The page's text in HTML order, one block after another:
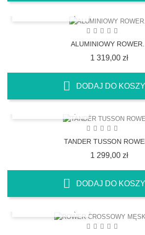
ALUMINIOWY ROWER...
1 319,00 złCena
DODAJ DO
TANDER TUSSON
1 299,00 złCena
DODAJ DO